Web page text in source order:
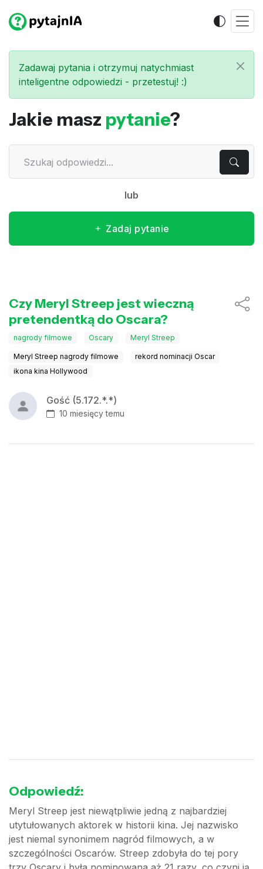
Zadawaj pytania i otrzymuj natychmiast
inteligentne odpowiedzi - przetestuj! :)
Jakie masz pytanie?
lub
Zadaj pytanie
Czy Meryl Streep jest wieczną
pretendentką do Oscara?
nagrody filmowe Oscary Meryl Streep
Meryl Streep nagrody filmowe
rekord nominacji Oscar
ikona kina Hollywood
Gość (5.172.*.*)
10 miesięcy temu
Odpowiedź:
Meryl Streep jest niewątpliwie jedną z najbardziej
utytułowanych aktorek w historii kina. Jej nazwisko
jest niemal synonimem nagród filmowych, a w
szczególności Oscarów. Streep zdobyła do tej pory